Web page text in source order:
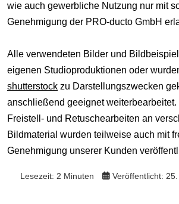
wie auch gewerbliche Nutzung nur mit
Genehmigung der PRO-ducto GmbH
Alle verwendeten Bilder und
eigenen Studioproduktionen oder
shutterstock zu Darstellungszwecken
anschließend geeignet
Freistell- und Retuschearbeiten an
Bildmaterial wurden teilweise auch mit
Genehmigung unserer Kunden
Lesezeit: 2 Minuten Veröffentlicht: